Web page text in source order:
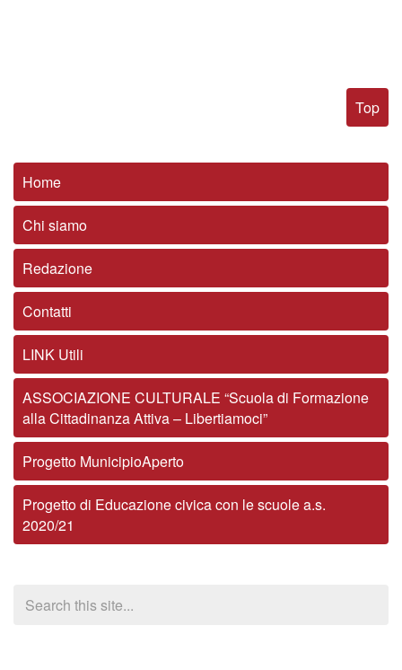
Top
Home
Chi siamo
Redazione
Contatti
LINK Utili
ASSOCIAZIONE CULTURALE “Scuola di Formazione
alla Cittadinanza Attiva – Libertiamoci”
Progetto MunicipioAperto
Progetto di Educazione civica con le scuole a.s.
2020/21